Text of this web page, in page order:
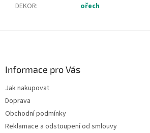
DEKOR: ořech
Informace pro Vás
Jak nakupovat
Doprava
Obchodní podmínky
Reklamace a odstoupení od smlouvy